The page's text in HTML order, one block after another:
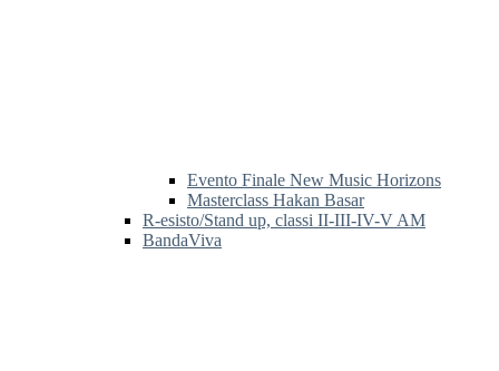
Evento Finale New Music Horizons
Masterclass Hakan Basar
R-esisto/Stand up, classi II-III-IV-V AM
BandaViva